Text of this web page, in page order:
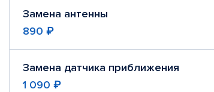
Замена антенны
890 ₽
Замена датчика приближения
1 090 ₽